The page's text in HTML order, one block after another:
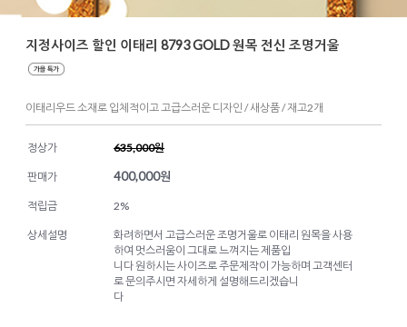
지정사이즈 할인 이태리 8793 GOLD 원목 전신 조명거울
이태리우드 소재로 입체적이고 고급스러운 디자인 / 새상품 / 재고2개
정상가 635,000원
판매가 400,000원
적립금 2%
상세설명
화려하면서 고급스러운 조명거울로 이태리 원목을 사용
하여 멋스러움이 그대로 느껴지는 제품입
니다 원하시는 사이즈로 주문제작이 가능하며 고객센터
로 문의주시면 자세하게 설명해드리겠습니
다